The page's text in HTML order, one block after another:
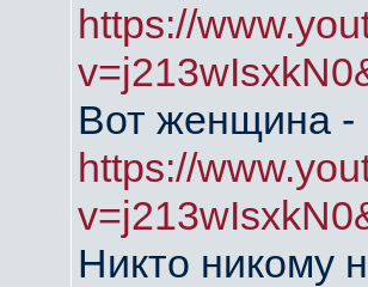
https://
Вот женщина -
https://
Никто никому